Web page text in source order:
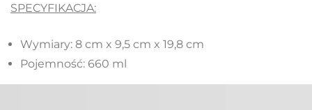
SPECYFIKACJA:
Wymiary: 8 cm x 9,5 cm x 19,8 cm
Pojemność: 660 ml